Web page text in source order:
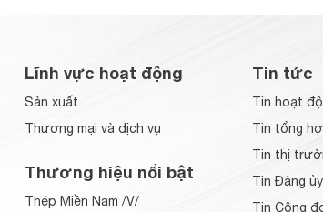
Lĩnh vực hoạt động
Sản xuất
Thương mại và dịch vụ
Thương hiệu nổi bật
Thép Miền Nam /V/
Tin tức
Tin hoạt
Tin tổng
Tin thị
Tin Đảng ủy
Tin Công